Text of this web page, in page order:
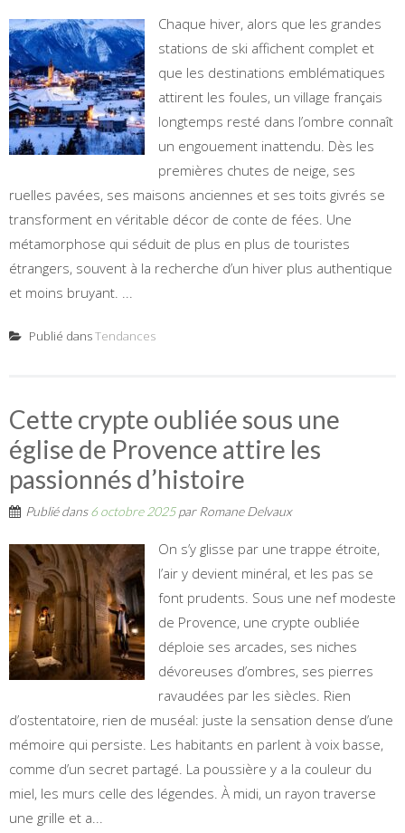
Chaque hiver, alors que les grandes
stations de ski affichent complet et
que les destinations emblématiques
attirent les foules, un village français
longtemps resté dans l’ombre connaît
un engouement inattendu. Dès les
premières chutes de neige, ses
ruelles pavées, ses maisons anciennes et ses toits givrés se
transforment en véritable décor de conte de fées. Une
métamorphose qui séduit de plus en plus de touristes
étrangers, souvent à la recherche d’un hiver plus authentique
et moins bruyant. ...
Publié dansTendances
Cette crypte oubliée sous une
église de Provence attire les
passionnés d’histoire
Publié dans6 octobre 2025par Romane Delvaux
On s’y glisse par une trappe étroite,
l’air y devient minéral, et les pas se
font prudents. Sous une nef modeste
de Provence, une crypte oubliée
déploie ses arcades, ses niches
dévoreuses d’ombres, ses pierres
ravaudées par les siècles. Rien
d’ostentatoire, rien de muséal: juste la sensation dense d’une
mémoire qui persiste. Les habitants en parlent à voix basse,
comme d’un secret partagé. La poussière y a la couleur du
miel, les murs celle des légendes. À midi, un rayon traverse
une grille et a...